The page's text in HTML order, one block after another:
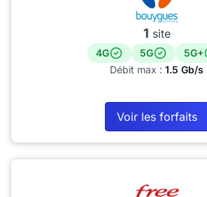
1 site
4G 5G
5G+
Débit max : 1.5 Gb/s
Voir les forfaits